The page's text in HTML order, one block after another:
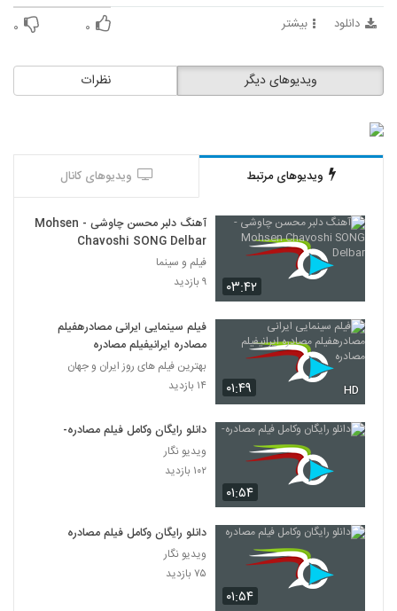
دانلود بیشتر ۰ ۰
نظرات ویدیوهای دیگر
ویدیوهای مرتبط ویدیوهای کانال
۰۳:۴۲
آهنگ دلبر محسن چاوشی - Mohsen
Chavoshi SONG Delbar
فیلم و سینما
۹ بازدید
۰۱:۴۹ HD
فیلم سینمایی ایرانی مصادرهفیلم
مصادره ایرانیفیلم مصادره
بهترین فیلم های روز ایران و جهان
۱۴ بازدید
۰۱:۵۴
دانلو رایگان وکامل فیلم مصادره-
ویدیو نگار
۱۰۲ بازدید
۰۱:۵۴
دانلو رایگان وکامل فیلم مصادره
ویدیو نگار
۷۵ بازدید